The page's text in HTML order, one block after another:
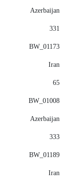
Azerbaijan
331
BW_01173
Iran
65
BW_01008
Azerbaijan
333
BW_01189
Iran